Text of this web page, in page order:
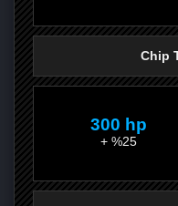
Chip
300 hp
+ %25